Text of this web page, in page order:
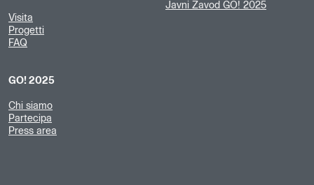
Visita
Progetti
FAQ
GO! 2025
Chi siamo
Partecipa
Press area
Javni Zavod GO! 2025